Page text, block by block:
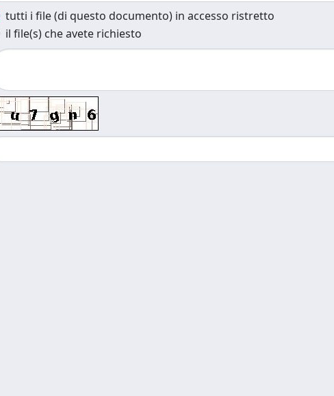
tutti i file (di questo documento) in accesso ristretto
il file(s) che avete richiesto